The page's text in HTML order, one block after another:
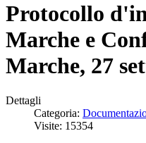
Protocollo
Marche e
Marche, 27
Dettagli
Categoria:
Visite: 15354